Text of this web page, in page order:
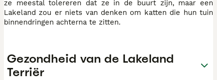
ze meestal tolereren dat ze in de buurt zijn, maar een
Lakeland zou er niets van denken om katten die hun tuin
binnendringen achterna te zitten.
Gezondheid van de Lakeland
Terriër